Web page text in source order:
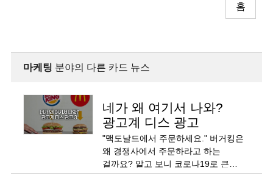
홈
마케팅 분야의 다른 카드 뉴스
네가 왜 여기서 나와?
광고계 디스 광고
"맥도날드에서 주문하세요." 버거킹은
왜 경쟁사에서 주문하라고 하는
걸까요? 알고 보니 코로나19로 큰
타격을 입고 있는 외식업체를 위해